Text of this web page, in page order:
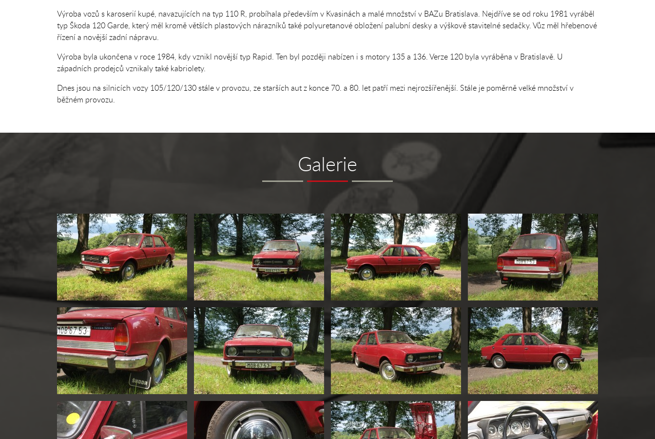
Výroba vozů s karoserií kupé, navazujících na typ 110 R, probíhala především v Kvasinách a malé množství v BAZu Bratislava. Nejdříve se od roku 1981 vyráběl
typ Škoda 120 Garde, který měl kromě větších plastových nárazníků také polyuretanové obložení palubní desky a výškově stavitelné sedačky. Vůz měl hřebenové
řízení a novější zadní nápravu.
Výroba byla ukončena v roce 1984, kdy vznikl novější typ Rapid. Ten byl později nabízen i s motory 135 a 136. Verze 120 byla vyráběna v Bratislavě. U
západních prodejců vznikaly také kabriolety.
Dnes jsou na silnicích vozy 105/120/130 stále v provozu, ze starších aut z konce 70. a 80. let patří mezi nejrozšířenější. Stále je poměrně velké množství v
běžném provozu.
Galerie